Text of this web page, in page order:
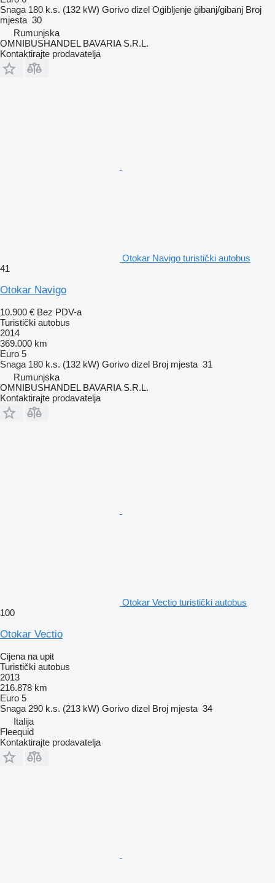
Snaga 180 k.s. (132 kW) Gorivo dizel Ogibljenje gibanj/gibanj Broj
mjesta 30
Rumunjska
OMNIBUSHANDEL BAVARIA S.R.L.
Kontaktirajte prodavatelja
Otokar Navigo turistički autobus
41
Otokar Navigo
10.900 € Bez PDV-a
Turistički autobus
2014
369.000 km
Euro 5
Snaga 180 k.s. (132 kW) Gorivo dizel Broj mjesta 31
Rumunjska
OMNIBUSHANDEL BAVARIA S.R.L.
Kontaktirajte prodavatelja
Otokar Vectio turistički autobus
100
Otokar Vectio
Cijena na upit
Turistički autobus
2013
216.878 km
Euro 5
Snaga 290 k.s. (213 kW) Gorivo dizel Broj mjesta 34
Italija
Fleequid
Kontaktirajte prodavatelja